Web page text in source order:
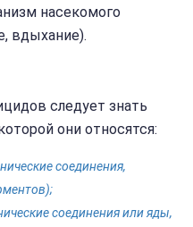
насекомого
вдыхание).
следует знать
они относятся:
соединения,
соединения или яды,